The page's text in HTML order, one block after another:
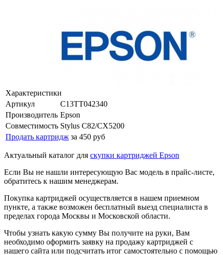
Характеристики
Артикул
C13TT042340
Производитель Epson
Совместимость Stylus C82/CX5200
Продать картридж за 450 руб
Актуальный каталог для скупки картриджей Epson
Если Вы не нашли интересующую Вас модель в прайс-листе,
обратитесь к нашим менеджерам.
Покупка картриджей осуществляется в нашем приемном
пункте, а также возможен бесплатный выезд специалиста в
пределах города Москвы и Московской области.
Чтобы узнать какую сумму Вы получите на руки, Вам
необходимо оформить заявку на продажу картриджей с
нашего сайта или подсчитать итог самостоятельно с помощью